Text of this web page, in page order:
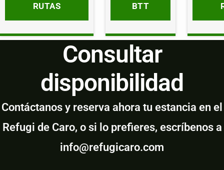
RUTAS
BTT
Consultar
disponibilidad
Contáctanos y reserva ahora tu estancia en el
Refugi de Caro, o si lo prefieres, escríbenos a
info@refugicaro.com